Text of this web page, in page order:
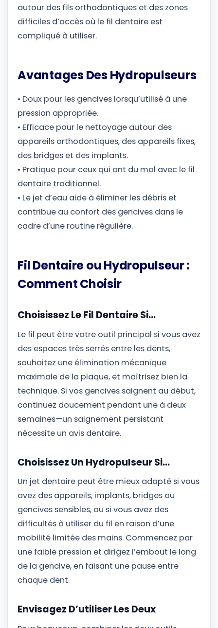
autour des fils orthodontiques et des zones
difficiles d’accès où le fil dentaire est
compliqué à utiliser.
Avantages Des Hydropulseurs
• Doux pour les gencives lorsqu’utilisé à une
pression appropriée.
• Efficace pour le nettoyage autour des
appareils orthodontiques, des appareils fixes,
des bridges et des implants.
• Pratique pour ceux qui ont du mal avec le fil
dentaire traditionnel.
• Le jet d’eau aide à éliminer les débris et
contribue au confort des gencives dans le
cadre d’une routine régulière.
Fil Dentaire ou Hydropulseur :
Comment Choisir
Choisissez Le Fil Dentaire Si…
Le fil peut être votre outil principal si vous avez
des espaces très serrés entre les dents,
souhaitez une élimination mécanique
maximale de la plaque, et maîtrisez bien la
technique. Si vos gencives saignent au début,
continuez doucement pendant une à deux
semaines—un saignement persistant
nécessite un avis dentaire.
Choisissez Un Hydropulseur Si…
Un jet dentaire peut être mieux adapté si vous
avez des appareils, implants, bridges ou
gencives sensibles, ou si vous avez des
difficultés à utiliser du fil en raison d’une
mobilité limitée des mains. Commencez par
une faible pression et dirigez l’embout le long
de la gencive, en faisant une pause entre
chaque dent.
Envisagez D’utiliser Les Deux